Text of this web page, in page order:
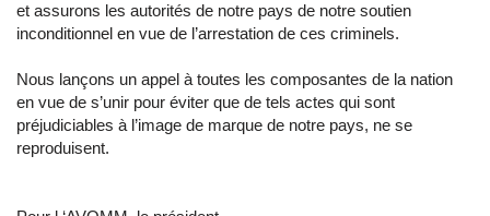
et assurons les autorités de notre pays de notre soutien
inconditionnel en vue de l’arrestation de ces criminels.
Nous lançons un appel à toutes les composantes de la nation
en vue de s’unir pour éviter que de tels actes qui sont
préjudiciables à l’image de marque de notre pays, ne se
reproduisent.